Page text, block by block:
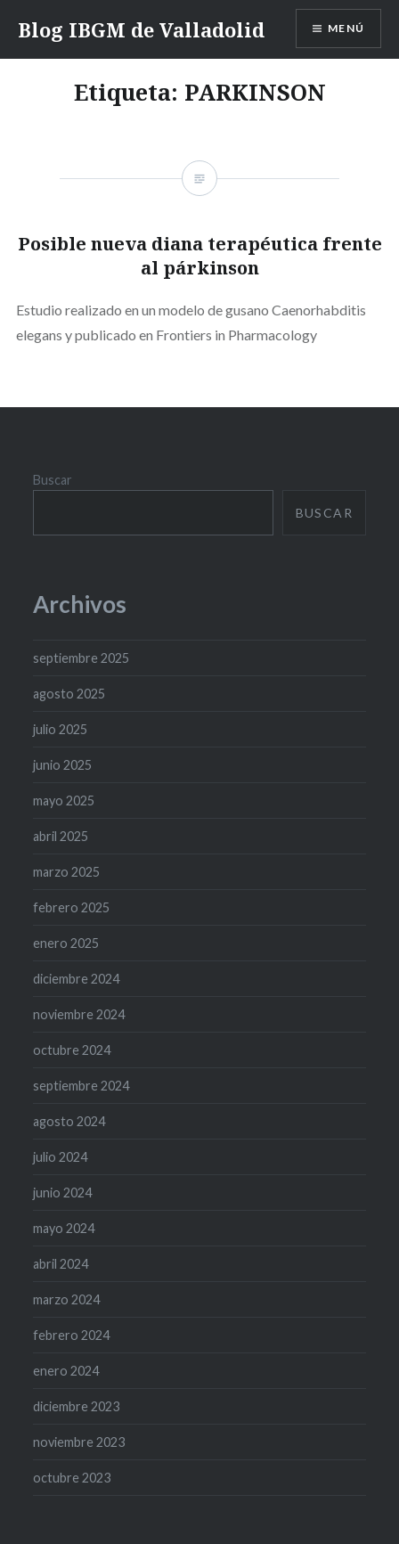
contenido
Blog IBGM de Valladolid MENÚ
Etiqueta: PARKINSON
Posible nueva diana terapéutica frente
al párkinson
Estudio realizado en un modelo de gusano Caenorhabditis
elegans y publicado en Frontiers in Pharmacology
Buscar
BUSCAR
Archivos
septiembre 2025
agosto 2025
julio 2025
junio 2025
mayo 2025
abril 2025
marzo 2025
febrero 2025
enero 2025
diciembre 2024
noviembre 2024
octubre 2024
septiembre 2024
agosto 2024
julio 2024
junio 2024
mayo 2024
abril 2024
marzo 2024
febrero 2024
enero 2024
diciembre 2023
noviembre 2023
octubre 2023